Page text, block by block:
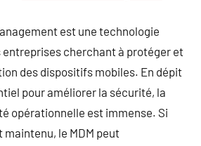
est une technologie
entreprises cherchant à protéger et
des dispositifs mobiles. En dépit
pour améliorer la sécurité, la
opérationnelle est immense. Si
maintenu, le MDM peut